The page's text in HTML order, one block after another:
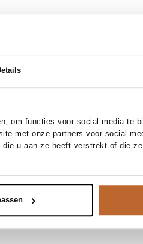
om functies voor social media te
met onze partners voor social
u aan ze heeft verstrekt of die